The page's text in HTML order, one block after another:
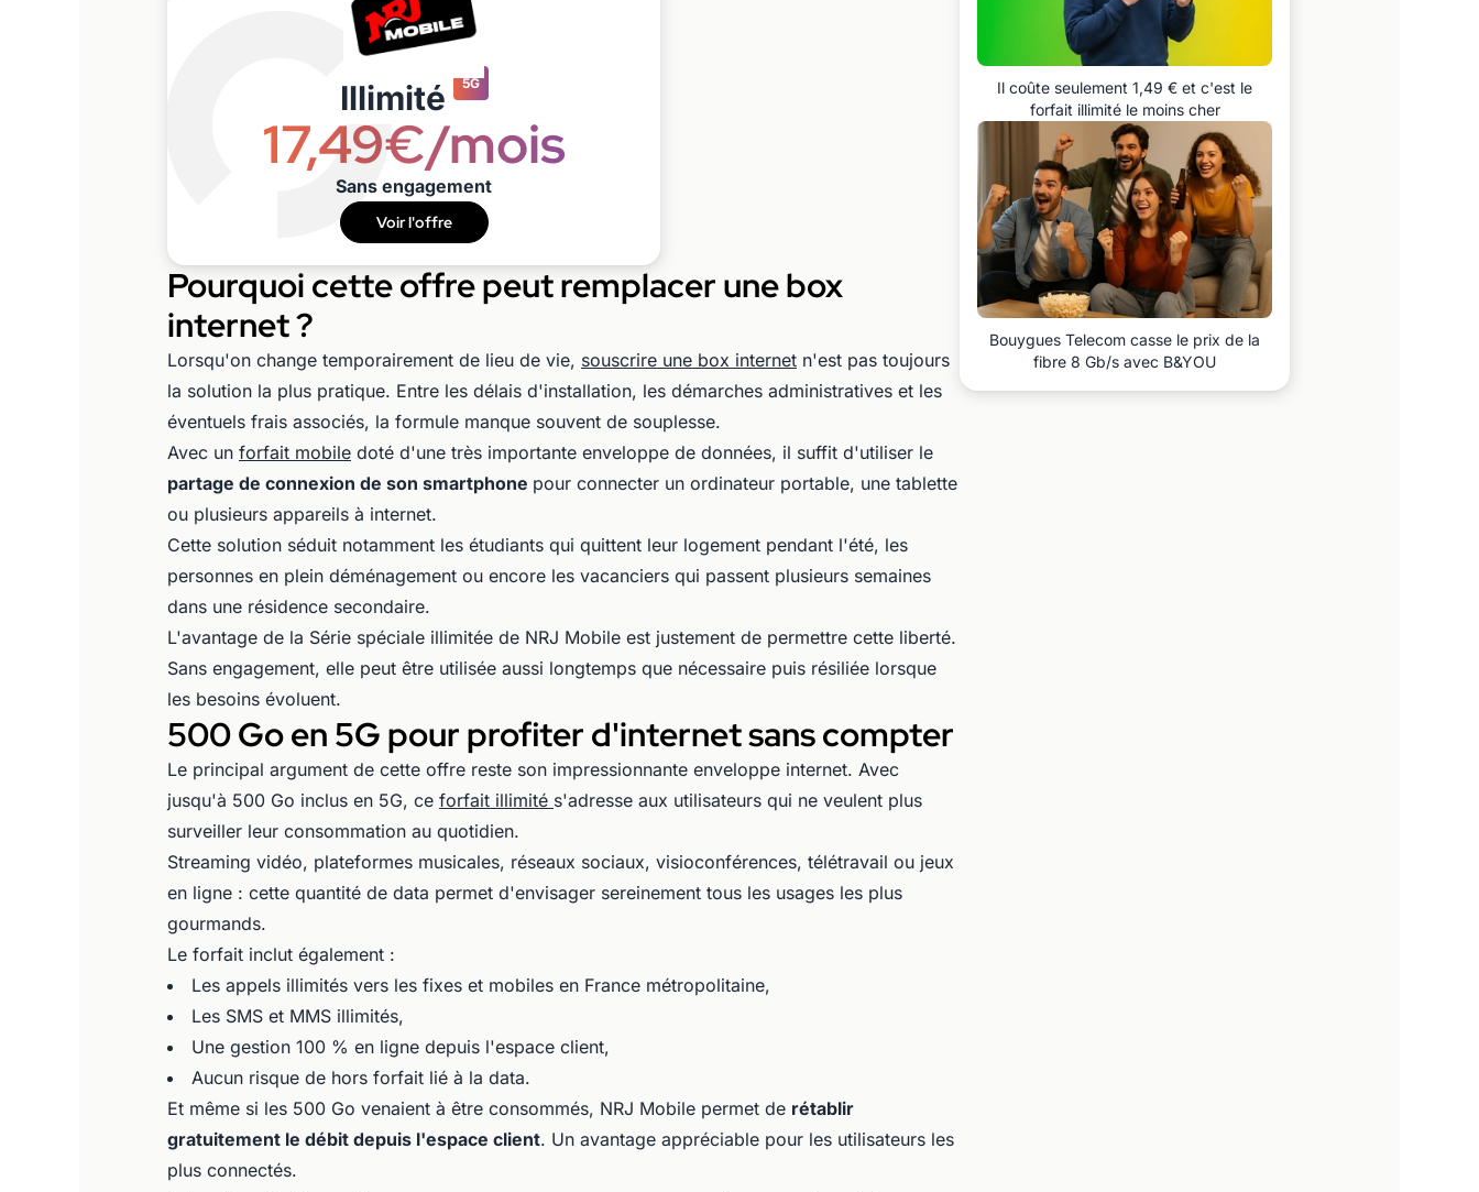
Illimité 5G
17,49€/mois
Sans engagement
Voir l'offre
Pourquoi cette offre peut remplacer une box
internet ?
Lorsqu'on change temporairement de lieu de vie, souscrire une box internet n'est pas toujours
la solution la plus pratique. Entre les délais d'installation, les démarches administratives et les
éventuels frais associés, la formule manque souvent de souplesse.
Avec un forfait mobile doté d'une très importante enveloppe de données, il suffit d'utiliser le
partage de connexion de son smartphone pour connecter un ordinateur portable, une tablette
ou plusieurs appareils à internet.
Cette solution séduit notamment les étudiants qui quittent leur logement pendant l'été, les
personnes en plein déménagement ou encore les vacanciers qui passent plusieurs semaines
dans une résidence secondaire.
L'avantage de la Série spéciale illimitée de NRJ Mobile est justement de permettre cette liberté.
Sans engagement, elle peut être utilisée aussi longtemps que nécessaire puis résiliée lorsque
les besoins évoluent.
500 Go en 5G pour profiter d'internet sans compter
Le principal argument de cette offre reste son impressionnante enveloppe internet. Avec
jusqu'à 500 Go inclus en 5G, ce forfait illimité s'adresse aux utilisateurs qui ne veulent plus
surveiller leur consommation au quotidien.
Streaming vidéo, plateformes musicales, réseaux sociaux, visioconférences, télétravail ou jeux
en ligne : cette quantité de data permet d'envisager sereinement tous les usages les plus
gourmands.
Le forfait inclut également :
Les appels illimités vers les fixes et mobiles en France métropolitaine,
Les SMS et MMS illimités,
Une gestion 100 % en ligne depuis l'espace client,
Aucun risque de hors forfait lié à la data.
Et même si les 500 Go venaient à être consommés, NRJ Mobile permet de rétablir
gratuitement le débit depuis l'espace client. Un avantage appréciable pour les utilisateurs les
plus connectés.
Il coûte seulement 1,49 € et c'est le
forfait illimité le moins cher
Bouygues Telecom casse le prix de la
fibre 8 Gb/s avec B&YOU